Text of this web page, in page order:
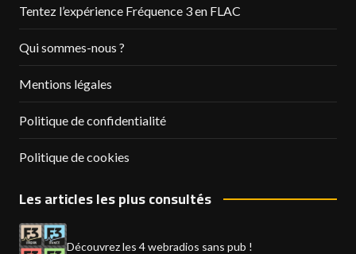
Tentez l’expérience Fréquence 3 en FLAC
Qui sommes-nous ?
Mentions légales
Politique de confidentialité
Politique de cookies
Les articles les plus consultés
Découvrez les 4 webradios sans pub !